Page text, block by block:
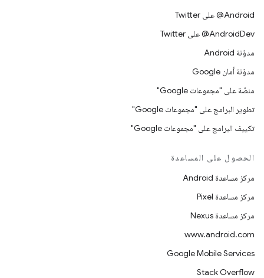
‎@Android على Twitter
‎@AndroidDev على Twitter
مدوّنة Android
مدوّنة أمان Google
منصّة على "مجموعات Google"
تطوير البرامج على "مجموعات Google"
تكييف البرامج على "مجموعات Google"
الحصول على المساعدة
مركز مساعدة Android
مركز مساعدة Pixel
مركز مساعدة Nexus
www.android.com
Google Mobile Services
Stack Overflow